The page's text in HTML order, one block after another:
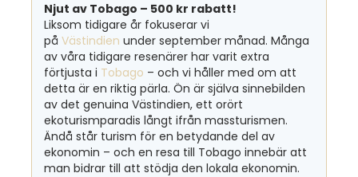
Njut av Tobago – 500 kr rabatt!
Liksom tidigare år fokuserar vi
på Västindien under september månad. Många
av våra tidigare resenärer har varit extra
förtjusta i Tobago – och vi håller med om att
detta är en riktig pärla. Ön är själva sinnebilden
av det genuina Västindien, ett orört
ekoturismparadis långt ifrån massturismen.
Ändå står turism för en betydande del av
ekonomin – och en resa till Tobago innebär att
man bidrar till att stödja den lokala ekonomin.